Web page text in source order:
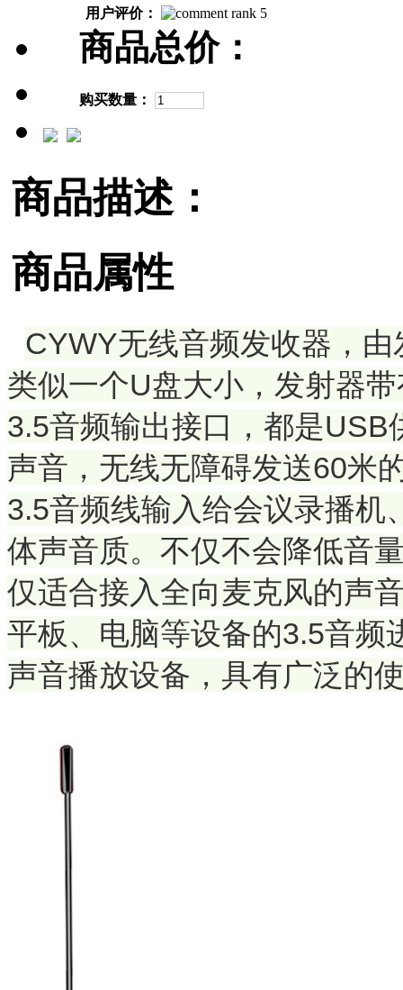
用户评价：
商品总价：
购买数量：
商品描述：
商品属性
CYWY无线音频发收器，
类似一个U盘大小，发射器
3.5音频输出接口，都是
声音，无线无障碍发送60米
3.5音频线输入给会议录播机
体声音质。不仅不会降低音
仅适合接入全向麦克风的声
平板、电脑等设备的3.5音频
声音播放设备，具有广泛的